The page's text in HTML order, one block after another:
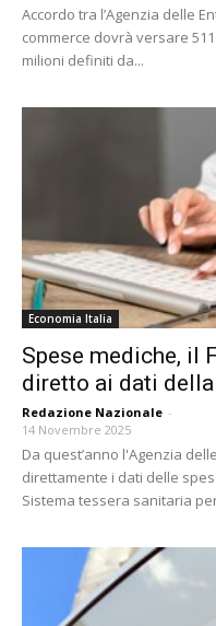
Accordo tra l’Agenzia delle
commerce dovrà versare
milioni definiti da...
Economia Italia
Spese mediche, il
diretto ai dati della
Redazione Nazionale -
14 Novembre 2025
Da quest’anno l'Agenzia
direttamente i dati delle
Sistema tessera sanitaria